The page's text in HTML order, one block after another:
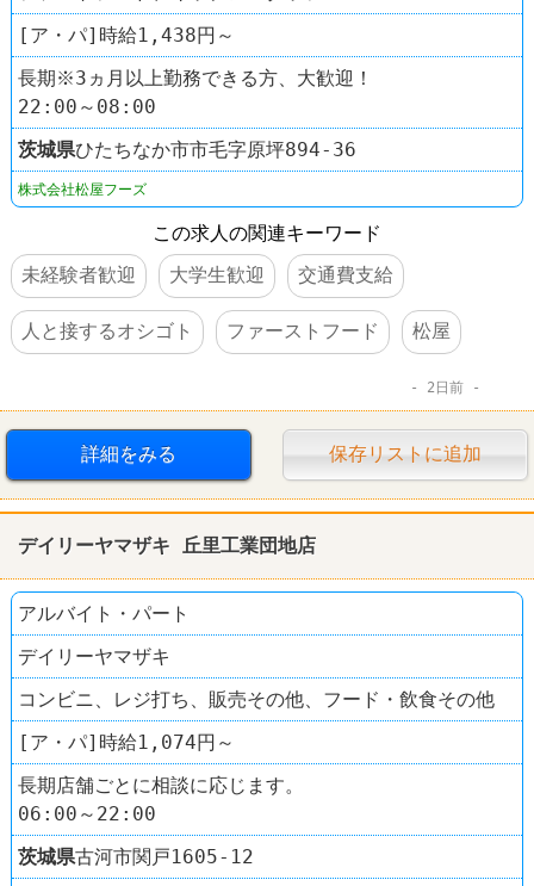
[ア・パ]時給1,438円～
長期※3ヵ月以上勤務できる方、大歓迎！
22:00～08:00
茨城県ひたちなか市市毛字原坪894-36
株式会社松屋フーズ
この求人の関連キーワード
未経験者歓迎
大学生歓迎 交通費支給
人と接するオシゴト ファーストフード 松屋
2日前
詳細をみる 保存リストに追加
デイリーヤマザキ 丘里工業団地店
アルバイト・パート
デイリーヤマザキ
コンビニ、レジ打ち、販売その他、フード・飲食その他
[ア・パ]時給1,074円～
長期店舗ごとに相談に応じます。
06:00～22:00
茨城県古河市関戸1605‐12